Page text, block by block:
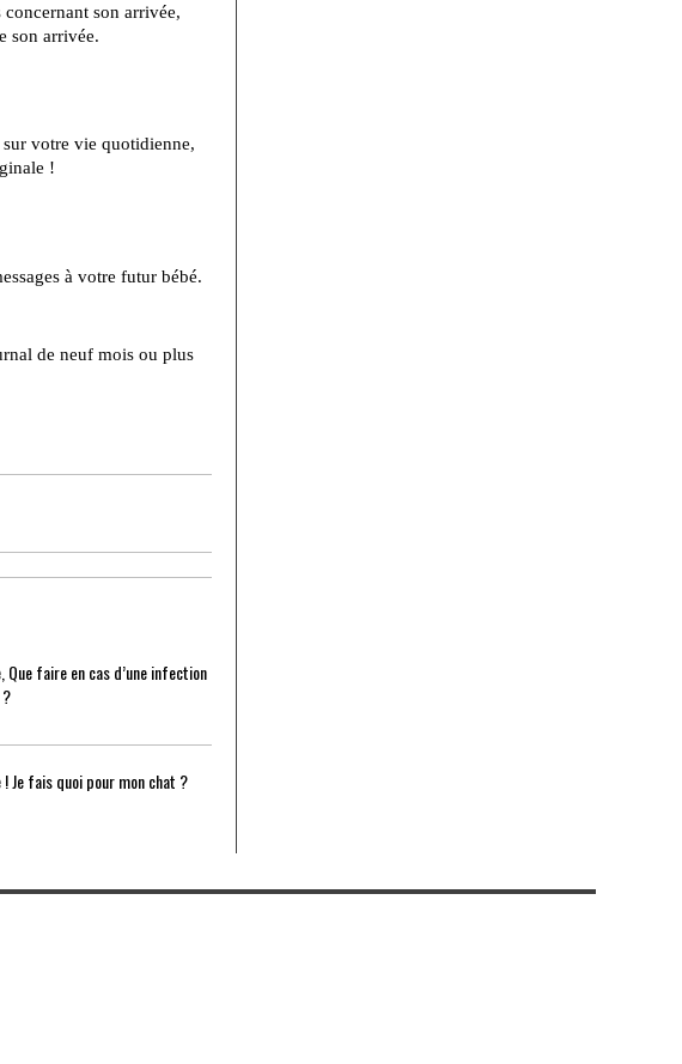
son arrivée,
son arrivée.
votre vie quotidienne,
!
à votre futur bébé.
de neuf mois ou plus
Que faire en cas d’une infection
! Je fais quoi pour mon chat ?